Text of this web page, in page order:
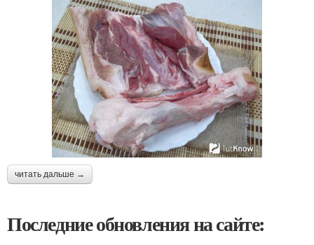
читать дальше →
Последние обновления на сайте: